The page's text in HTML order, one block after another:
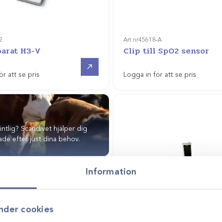
Information
cookies
EKG-apparat H3-V
att se pris
Art.nr45618-A
Clip till SpO2 sensor
Logga in för att se pris
Scandivet hjälper dig
efter just dina behov.